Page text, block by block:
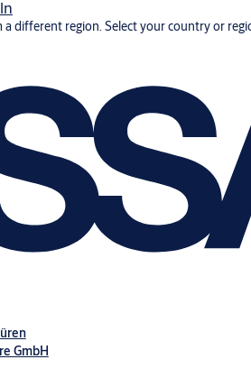
different region. Select your country or
GmbH